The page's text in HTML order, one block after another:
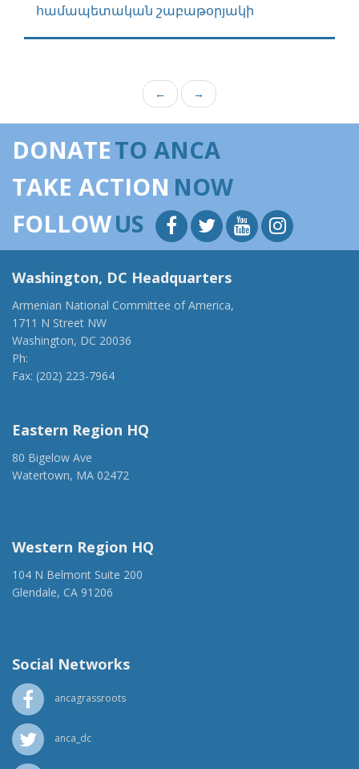
համապետական շաբաթօրյակի
← →
DONATETO ANCA
TAKE ACTION NOW
FOLLOWUS
Washington, DC Headquarters
Armenian National Committee of America,
1711 N Street NW
Washington, DC 20036
Ph:
Fax: (202) 223-7964
Eastern Region HQ
80 Bigelow Ave
Watertown, MA 02472
Western Region HQ
104 N Belmont Suite 200
Glendale, CA 91206
Social Networks
ancagrassroots
anca_dc